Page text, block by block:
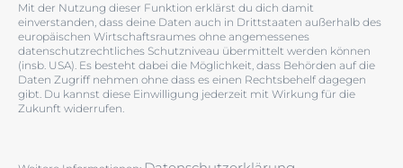
Mit der Nutzung dieser Funktion erklärst du dich damit
einverstanden, dass deine Daten auch in Drittstaaten außerhalb des
europäischen Wirtschaftsraumes ohne angemessenes
datenschutzrechtliches Schutzniveau übermittelt werden können
(insb. USA). Es besteht dabei die Möglichkeit, dass Behörden auf die
Daten Zugriff nehmen ohne dass es einen Rechtsbehelf dagegen
gibt. Du kannst diese Einwilligung jederzeit mit Wirkung für die
Zukunft widerrufen.